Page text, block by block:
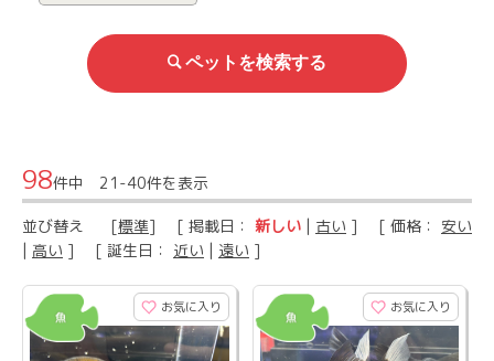
98件中 21-40件を表示
並び替え [標準] [ 掲載日： 新しい | 古い ] [ 価格： 安い
| 高い ] [ 誕生日： 近い | 遠い ]
お気に入り お気に入り